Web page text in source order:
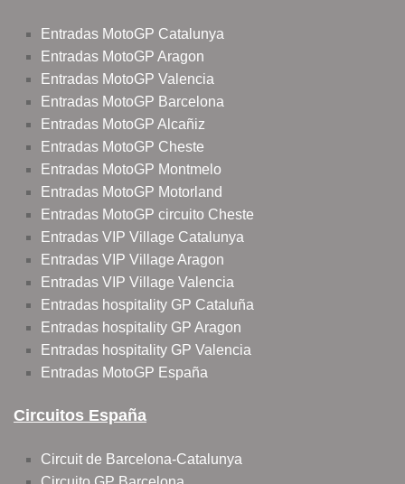
Entradas MotoGP Catalunya
Entradas MotoGP Aragon
Entradas MotoGP Valencia
Entradas MotoGP Barcelona
Entradas MotoGP Alcañiz
Entradas MotoGP Cheste
Entradas MotoGP Montmelo
Entradas MotoGP Motorland
Entradas MotoGP circuito Cheste
Entradas VIP Village Catalunya
Entradas VIP Village Aragon
Entradas VIP Village Valencia
Entradas hospitality GP Cataluña
Entradas hospitality GP Aragon
Entradas hospitality GP Valencia
Entradas MotoGP España
Circuitos España
Circuit de Barcelona-Catalunya